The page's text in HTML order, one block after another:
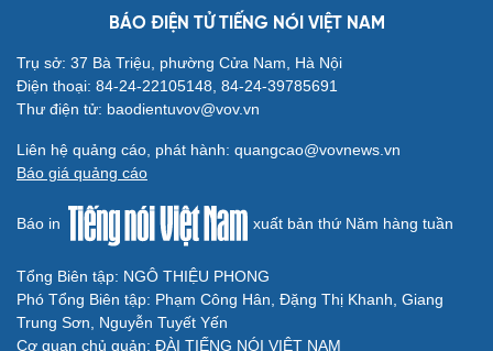
BÁO ĐIỆN TỬ TIẾNG NÓI VIỆT NAM
Trụ sở: 37 Bà Triệu, phường Cửa Nam, Hà Nội
Điện thoại: 84-24-22105148, 84-24-39785691
Thư điện tử: baodientuvov@vov.vn
Liên hệ quảng cáo, phát hành: quangcao@vovnews.vn
Báo giá quảng cáo
Báo in xuất bản thứ Năm hàng tuần
Tổng Biên tập: NGÔ THIỆU PHONG
Phó Tổng Biên tập: Phạm Công Hân, Đặng Thị Khanh, Giang
Trung Sơn, Nguyễn Tuyết Yến
Cơ quan chủ quản: ĐÀI TIẾNG NÓI VIỆT NAM